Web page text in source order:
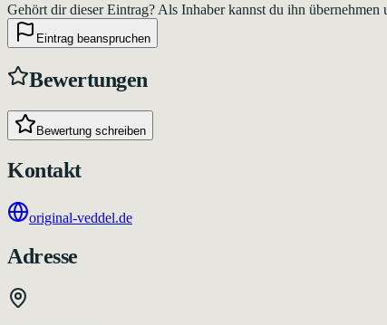
Gehört dir dieser Eintrag? Als Inhaber kannst du ihn übernehmen
Eintrag beanspruchen
Bewertungen
Bewertung schreiben
Kontakt
original-veddel.de
Adresse